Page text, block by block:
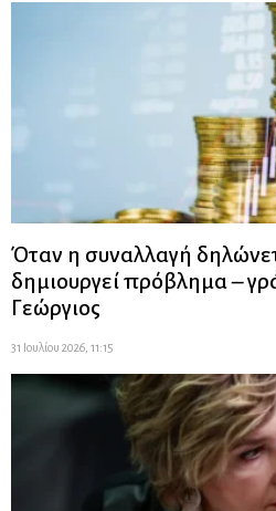
Όταν η συναλλαγή
δημιουργεί πρόβλημα –
Γεώργιος
31 Ιουλίου 2026, 11:15